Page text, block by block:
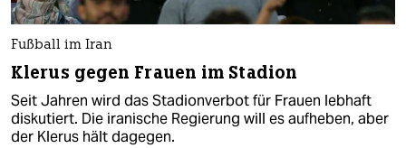
Fußball im Iran
Klerus gegen Frauen im Stadion
Seit Jahren wird das Stadionverbot für Frauen lebhaft
diskutiert. Die iranische Regierung will es aufheben, aber
der Klerus hält dagegen.